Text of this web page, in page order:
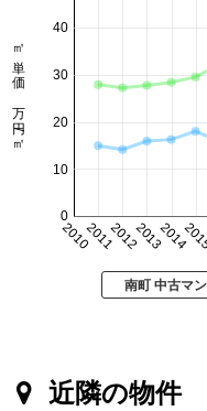
20102011201220132014
0
10
20
30
40
㎡単価 万円/㎡
南町 中古マ
近隣の物件